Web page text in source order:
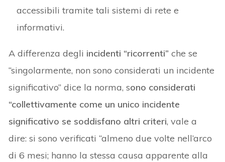
accessibili tramite tali sistemi di rete e
informativi.
A differenza degli incidenti “ricorrenti”che se
“singolarmente, non sono considerati un incidente
significativo” dice la norma, sono considerati
“collettivamente come un unico incidente
significativo se soddisfano altri criteri, vale a
dire: si sono verificati “almeno due volte nell’arco
di 6 mesi; hanno la stessa causa apparente alla